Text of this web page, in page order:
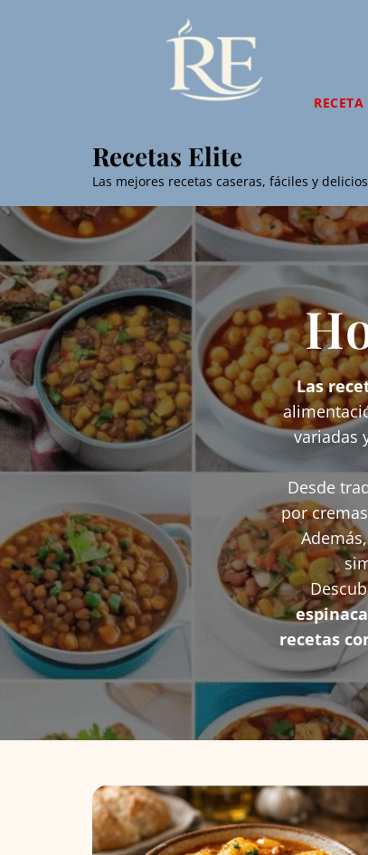
Recetas Elite
Las mejores recetas caseras, fáciles y
RECETA
Las
variadas
Desde
por
recetas